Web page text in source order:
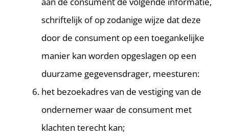
schriftelijk of op zodanige wijze dat deze
door de consument op een toegankelijke
manier kan worden opgeslagen op een
duurzame gegevensdrager, meesturen:
het bezoekadres van de vestiging van de
ondernemer waar de consument met
klachten terecht kan;